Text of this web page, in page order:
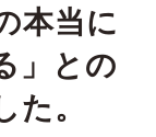
本当に
」との
た。